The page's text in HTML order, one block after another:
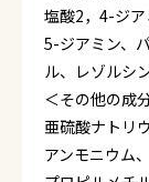
塩酸2，4-ジア
5-ジアミン、
ル、レゾルシ
＜その他の成
亜硫酸ナトリ
アンモニウム